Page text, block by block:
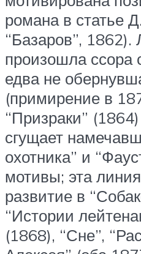
романа в статье
“Базаров”,
произошла ссора
едва не
(примирение в
“Призраки”
сгущает
охотника” и
мотивы; эта
развитие в
“Истории
(1868), “Сне”,